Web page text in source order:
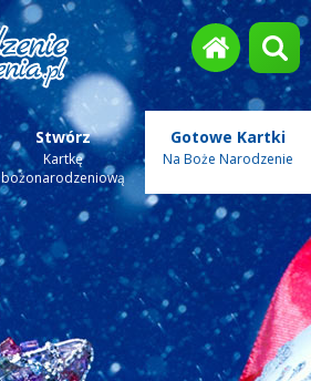
Stwórz
Kartkę
bożonarodzeniową
Gotowe Kartki
Na Boże Narodzenie